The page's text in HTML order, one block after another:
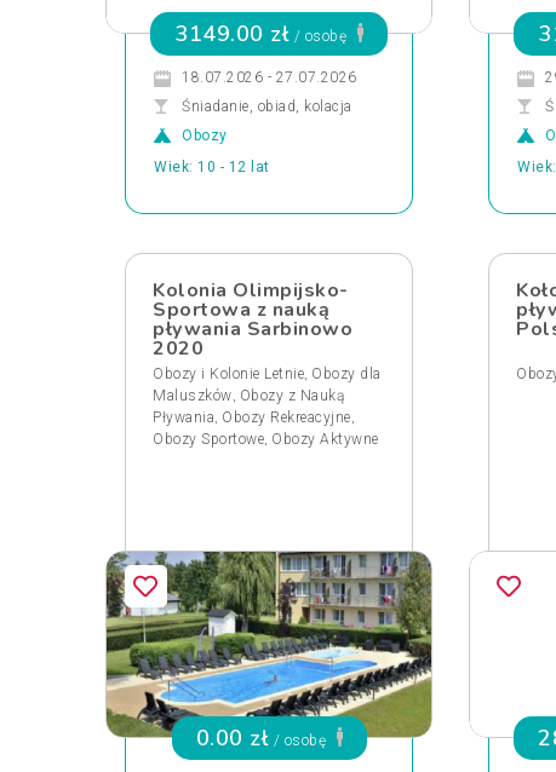
3149.00 zł / osobę
18.07.2026 - 27.07.2026
Śniadanie, obiad, kolacja
Obozy
Wiek: 10 - 12 lat
Kolonia Olimpijsko-
Sportowa z nauką
pływania Sarbinowo
2020
Obozy i Kolonie Letnie, Obozy dla
Maluszków, Obozy z Nauką
Pływania, Obozy Rekreacyjne,
Obozy Sportowe, Obozy Aktywne
0.00 zł / osobę